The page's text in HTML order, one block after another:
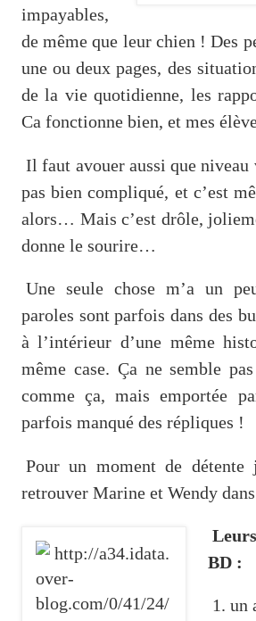
impayables,
de même que leur chien ! Des
une ou deux pages, des
de la vie quotidienne, les
Ca fonctionne bien, et mes
Il faut avouer aussi que niveau
pas bien compliqué, et c’est
alors… Mais c’est drôle,
donne le sourire…
Une seule chose m’a un
paroles sont parfois dans des
à l’intérieur d’une même
même case. Ça ne semble
comme ça, mais emportée
parfois manqué des répliques !
Pour un moment de
retrouver Marine et Wendy
BD :
1. un